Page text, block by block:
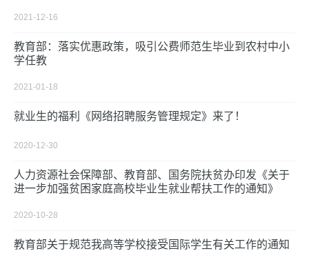
2021-12-16
教育部：落实优惠政策，吸引公费师范生毕业到农村中小
学任教
2021-01-18
就业生的福利《网络招聘服务管理规定》来了！
2020-12-30
人力资源社会保障部、教育部、国务院扶贫办印发《关于
进一步加强贫困家庭高校毕业生就业帮扶工作的通知》
2020-10-28
教育部关于规范我高等学校接受国际学生有关工作的通知